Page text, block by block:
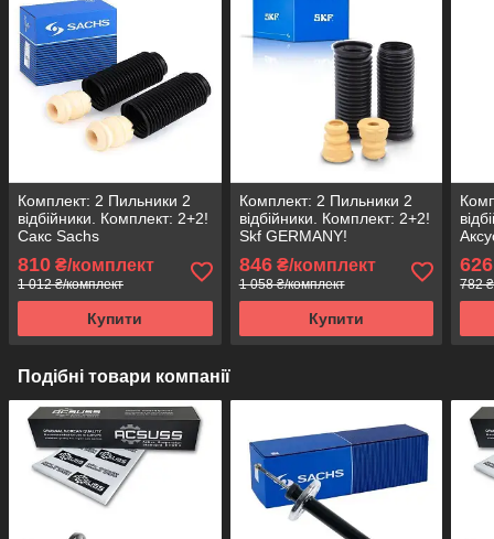
Комплект: 2 Пильники 2
відбійники. Комплект: 2+2!
Сакс Sachs
810 ₴/комплект
1 012 ₴/комплект
Купити
Комплект: 2 Пильники 2
відбійники. Комплект: 2+2!
Skf GERMANY!
846₴/комплект
1 058 ₴/комплект
Купити
626
782
Подібні товари компанії